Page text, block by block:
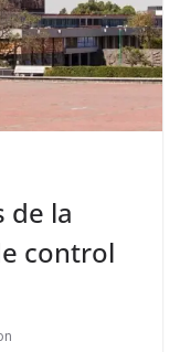
de la
control